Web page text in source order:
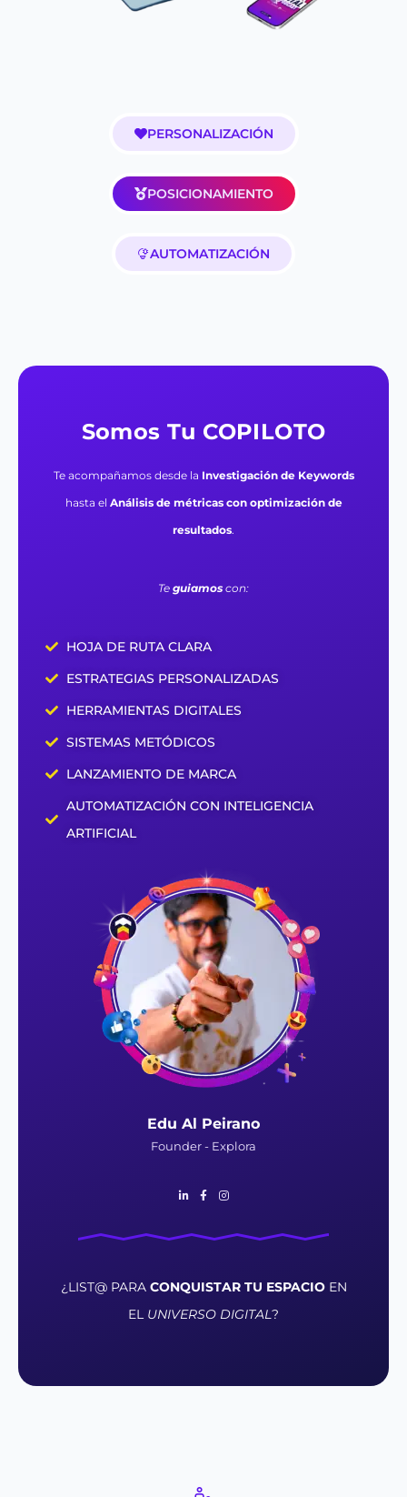
PERSONALIZACIÓN
POSICIONAMIENTO
AUTOMATIZACIÓN
Somos Tu COPILOTO
Te acompañamos desde la Investigación de Keywords
hasta el Análisis de métricas con optimización de
resultados.
Te guiamos con:
HOJA DE RUTA CLARA
ESTRATEGIAS PERSONALIZADAS
HERRAMIENTAS DIGITALES
SISTEMAS METÓDICOS
LANZAMIENTO DE MARCA
AUTOMATIZACIÓN CON INTELIGENCIA
ARTIFICIAL
Edu Al Peirano
Founder - Explora
¿LIST@ PARA CONQUISTAR TU ESPACIOEN
EL UNIVERSO DIGITAL?